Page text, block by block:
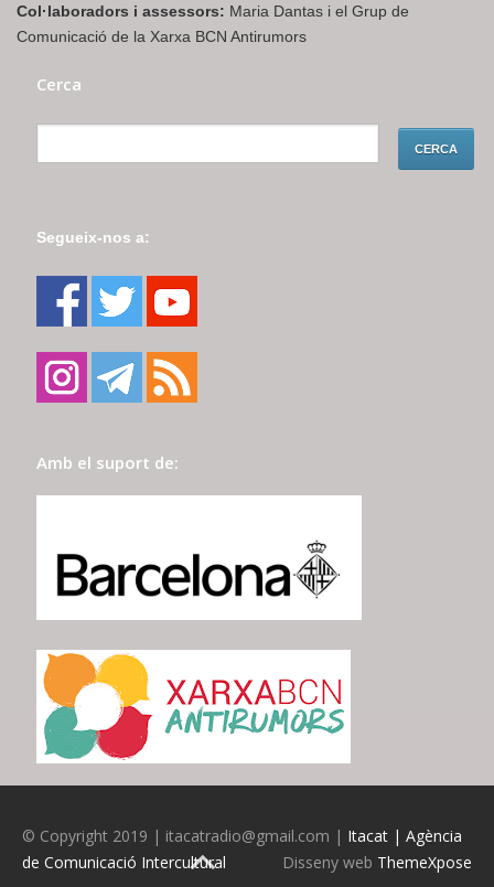
Col·laboradors i assessors: Maria Dantas i el Grup de
Comunicació de la Xarxa BCN Antirumors
Cerca
Segueix-nos a:
Amb el suport de:
© Copyright 2019 | itacatradio@gmail.com | Itacat | Agència
de Comunicació Intercultural
Disseny web ThemeXpose
BACK TO TOP